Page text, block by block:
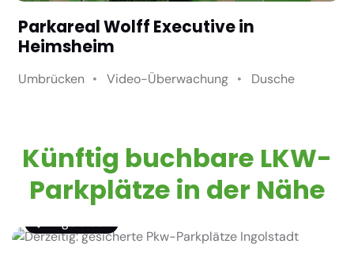
Parkareal Wolff Executive in
Heimsheim
Umbrücken Video-Überwachung Dusche
Künftig buchbare LKW-
Parkplätze in der Nähe
Ingolstadt